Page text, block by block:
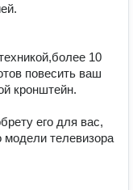
10
пoвеcить ваш
кpoнштeйн.
eго для ваc,
телeвизoрa